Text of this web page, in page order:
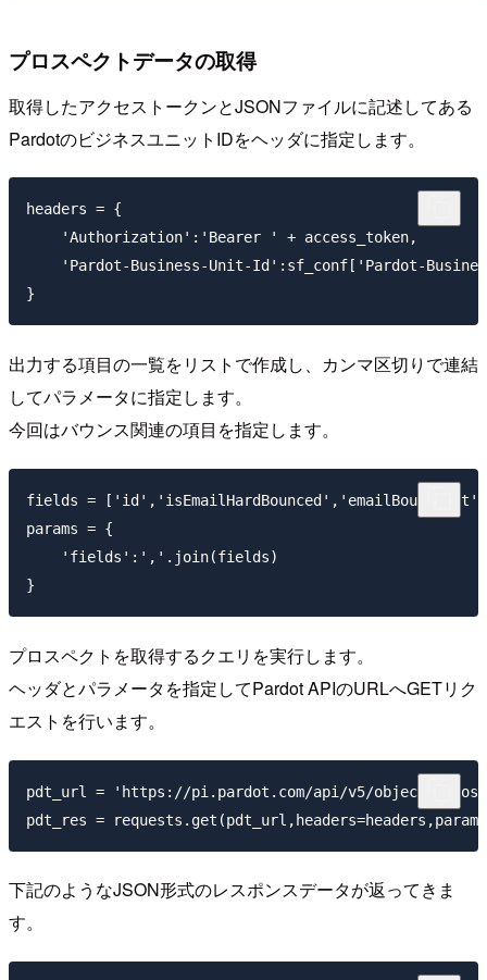
プロスペクトデータの取得
取得したアクセストークンとJSONファイルに記述してある
PardotのビジネスユニットIDをヘッダに指定します。
headers = {
    'Authorization':'Bearer ' + access_token,
'Pardot-Business-Unit-Id':sf_conf['Pardot-
出力する項目の一覧をリストで作成し、カンマ区切りで連結
してパラメータに指定します。
今回はバウンス関連の項目を指定します。
fields =
params = {
    'fields':','.join(fields)
プロスペクトを取得するクエリを実行します。
ヘッダとパラメータを指定してPardot APIのURLへGETリク
エストを行います。
pdt_url = 'https://pi.pardot.com/api/v5/objects/
下記のようなJSON形式のレスポンスデータが返ってきま
す。